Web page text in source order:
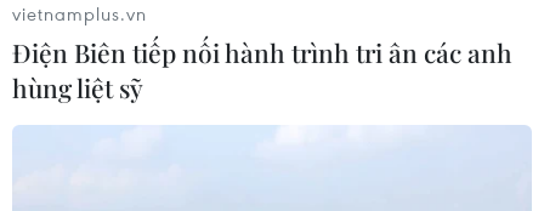
Hãng hàng không Air Premia của
Hàn Quốc nối lại đường bay
vietnamplus.vn
Điện Biên tiếp nối hành trình tri ân các anh
hùng liệt sỹ